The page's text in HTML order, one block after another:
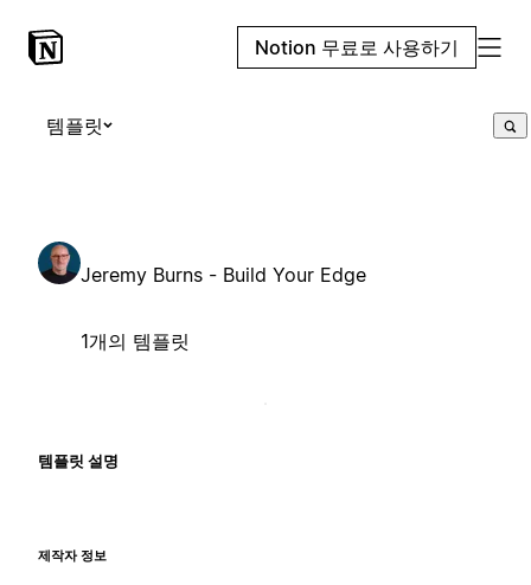
Notion 무료로 사용하기
템플릿
Jeremy Burns - Build Your Edge
1개의 템플릿
템플릿 설명
제작자 정보